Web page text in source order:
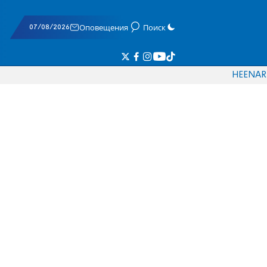
07/08/2026 Оповещения Поиск
HEENAR